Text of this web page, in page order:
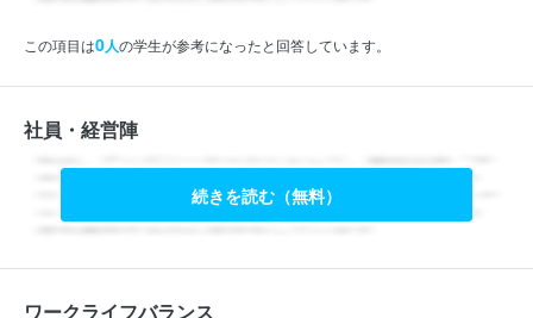
この項目は0人の学生が参考になったと回答しています。
社員・経営陣
続きを読む（無料）
ワークライフバランス